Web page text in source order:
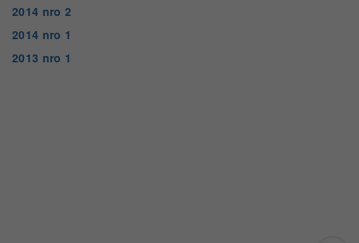
2014 nro 2
2014 nro 1
2013 nro 1